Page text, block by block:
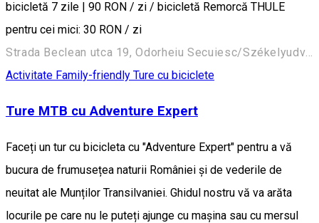
bicicletă 7 zile | 90 RON / zi / bicicletă Remorcă THULE
pentru cei mici: 30 RON / zi
Activitate Family-friendly Ture cu biciclete
Ture MTB cu Adventure Expert
Faceți un tur cu bicicleta cu "Adventure Expert" pentru a vă
bucura de frumusețea naturii României și de vederile de
neuitat ale Munților Transilvaniei. Ghidul nostru vă va arăta
locurile pe care nu le puteți ajunge cu mașina sau cu mersul